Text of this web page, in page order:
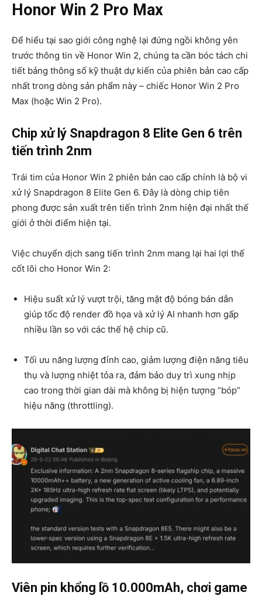
Honor Win 2 Pro Max
Để hiểu tại sao giới công nghệ lại đứng ngồi không yên
trước thông tin về Honor Win 2, chúng ta cần bóc tách chi
tiết bảng thông số kỹ thuật dự kiến của phiên bản cao cấp
nhất trong dòng sản phẩm này – chiếc Honor Win 2 Pro
Max (hoặc Win 2 Pro).
Chip xử lý Snapdragon 8 Elite Gen 6 trên
tiến trình 2nm
Trái tim của Honor Win 2 phiên bản cao cấp chính là bộ vi
xử lý Snapdragon 8 Elite Gen 6. Đây là dòng chip tiên
phong được sản xuất trên tiến trình 2nm hiện đại nhất thế
giới ở thời điểm hiện tại.
Việc chuyển dịch sang tiến trình 2nm mang lại hai lợi thế
cốt lõi cho Honor Win 2:
Hiệu suất xử lý vượt trội, tăng mật độ bóng bán dẫn
giúp tốc độ render đồ họa và xử lý AI nhanh hơn gấp
nhiều lần so với các thế hệ chip cũ.
Tối ưu năng lượng đỉnh cao, giảm lượng điện năng tiêu
thụ và lượng nhiệt tỏa ra, đảm bảo duy trì xung nhịp
cao trong thời gian dài mà không bị hiện tượng “bóp”
hiệu năng (throttling).
Viên pin khổng lồ 10.000mAh, chơi game